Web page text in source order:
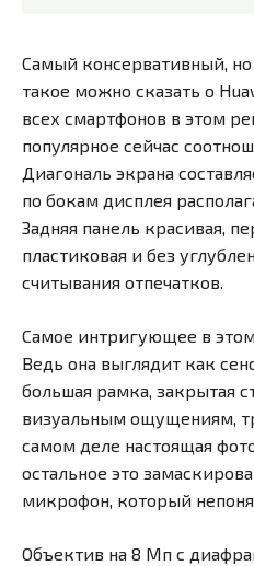
Самый консервативный,
такое можно сказать о
всех смартфонов в этом
популярное сейчас
Диагональ экрана
по бокам дисплея
Задняя панель красивая,
пластиковая и без
считывания отпечатков.
Самое интригующее в
Ведь она выглядит как
большая рамка, закрытая
визуальным ощущениям,
самом деле настоящая
остальное это
микрофон, который
Объектив на 8 Мп с